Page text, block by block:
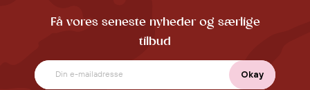
Få vores seneste nyheder og særlige
tilbud